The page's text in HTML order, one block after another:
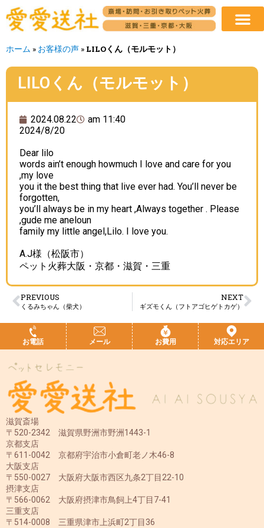
ホーム » お客様の声 » LILOくん（モルモット）
LILOくん（モルモット）
2024.08.22
am 11:40
2024/8/20
Dear lilo
words ain’t enough howmuch I love and care for you
,my love
you it the best thing that live ever had. You’ll never be
forgotten,
you’ll always be in my heart ,Always together . Please
,gude me aneloun
family my little angel,Lilo. I love you.
A.J様（松阪市）
ペット火葬大阪・京都・滋賀・三重
PREVIOUS
くるみちゃん（柴犬）
NEXT
ギズモくん（フトアゴヒゲトカゲ）
お電話 メール お費用 対応エリア
滋賀斎場
〒520-2342 滋賀県野洲市野洲1443-1
京都支店
〒611-0042 京都府宇治市小倉町老ノ木46-8
大阪支店
〒550-0027 大阪府大阪市西区九条2丁目22-10
摂津支店
〒566-0062 大阪府摂津市鳥飼上4丁目7-41
三重支店
〒514-0008 三重県津市上浜町2丁目36